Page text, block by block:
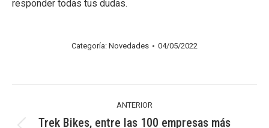
responder todas tus dudas.
Categoría: Novedades 04/05/2022
entre
ANTERIOR
Trek Bikes, entre las 100 empresas más